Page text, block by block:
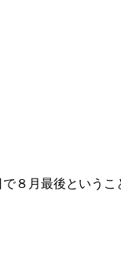
８月最後という